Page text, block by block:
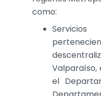
como:
Valparaíso,
el